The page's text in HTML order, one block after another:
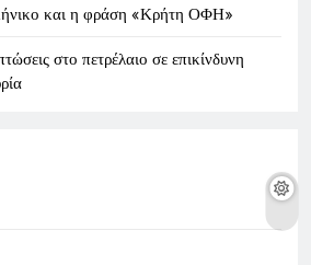
και η φράση «Κρήτη ΟΦΗ»
στο πετρέλαιο σε επικίνδυνη